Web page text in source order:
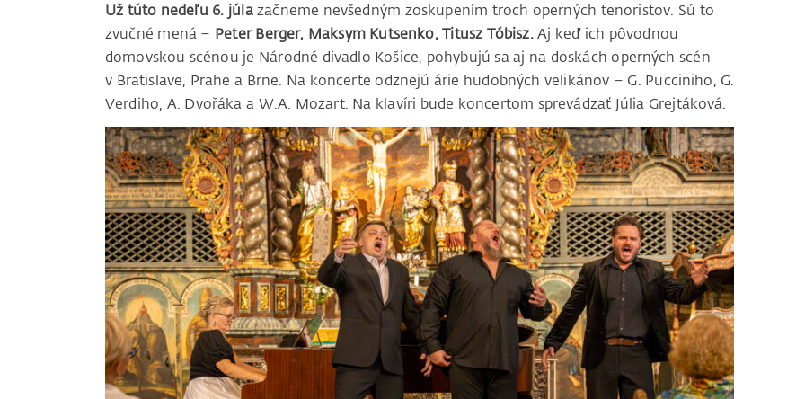
Už túto nedeľu 6. júlazačneme nevšedným zoskupením troch operných tenoristov. Sú to
zvučné mená – Peter Berger, Maksym Kutsenko, Titusz Tóbisz.Aj keď ich pôvodnou
domovskou scénou je Národné divadlo Košice, pohybujú sa aj na doskách operných scén
v Bratislave, Prahe a Brne. Na koncerte odznejú árie hudobných velikánov – G. Pucciniho, G.
Verdiho, A. Dvořáka a W.A. Mozart. Na klavíri bude koncertom sprevádzať Júlia Grejtáková.